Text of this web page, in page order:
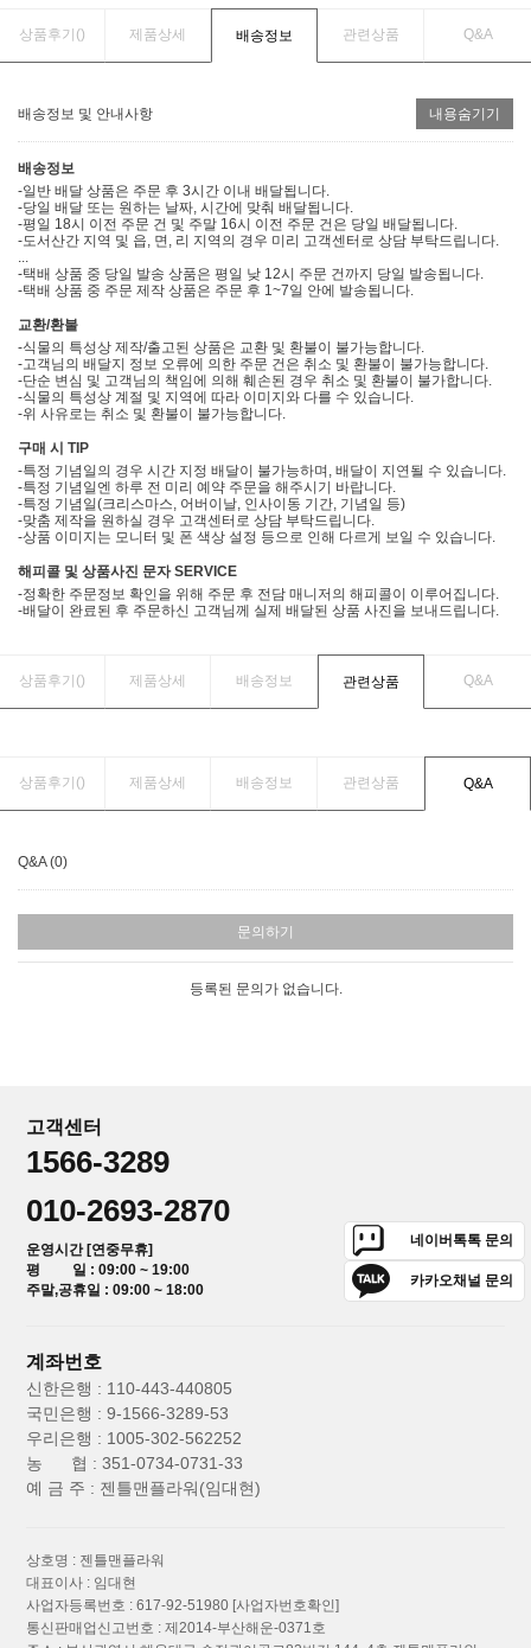
상품후기() 제품상세 배송정보 관련상품 Q&A
배송정보 및 안내사항 내용숨기기
배송정보
-일반 배달 상품은 주문 후 3시간 이내 배달됩니다.
-당일 배달 또는 원하는 날짜, 시간에 맞춰 배달됩니다.
-평일 18시 이전 주문 건 및 주말 16시 이전 주문 건은 당일 배달됩니다.
-도서산간 지역 및 읍, 면, 리 지역의 경우 미리 고객센터로 상담 부탁드립니다.
-택배 상품 중 당일 발송 상품은 평일 낮 12시 주문 건까지 당일 발송됩니다.
-택배 상품 중 주문 제작 상품은 주문 후 1~7일 안에 발송됩니다.
교환/환불
-식물의 특성상 제작/출고된 상품은 교환 및 환불이 불가능합니다.
-고객님의 배달지 정보 오류에 의한 주문 건은 취소 및 환불이 불가능합니다.
-단순 변심 및 고객님의 책임에 의해 훼손된 경우 취소 및 환불이 불가합니다.
-식물의 특성상 계절 및 지역에 따라 이미지와 다를 수 있습니다.
-위 사유로는 취소 및 환불이 불가능합니다.
구매 시 TIP
-특정 기념일의 경우 시간 지정 배달이 불가능하며, 배달이 지연될 수 있습니다.
-특정 기념일엔 하루 전 미리 예약 주문을 해주시기 바랍니다.
-특정 기념일(크리스마스, 어버이날, 인사이동 기간, 기념일 등)
-맞춤 제작을 원하실 경우 고객센터로 상담 부탁드립니다.
-상품 이미지는 모니터 및 폰 색상 설정 등으로 인해 다르게 보일 수 있습니다.
해피콜 및 상품사진 문자 SERVICE
-정확한 주문정보 확인을 위해 주문 후 전담 매니저의 해피콜이 이루어집니다.
-배달이 완료된 후 주문하신 고객님께 실제 배달된 상품 사진을 보내드립니다.
상품후기() 제품상세 배송정보 관련상품 Q&A
상품후기() 제품상세 배송정보 관련상품 Q&A
Q&A (0)
문의하기
등록된 문의가 없습니다.
고객센터
1566-3289
010-2693-2870
운영시간 [연중무휴]
평 일 : 09:00 ~ 19:00
주말,공휴일 : 09:00 ~ 18:00
네이버톡톡 문의
카카오채널 문의
계좌번호
신한은행 : 110-443-440805
국민은행 : 9-1566-3289-53
우리은행 : 1005-302-562252
농 협 : 351-0734-0731-33
예 금 주 : 젠틀맨플라워(임대현)
상호명 : 젠틀맨플라워
대표이사 : 임대현
사업자등록번호 : 617-92-51980 [사업자번호확인]
통신판매업신고번호 : 제2014-부산해운-0371호